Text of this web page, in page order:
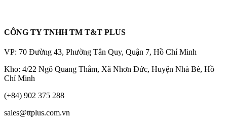
CÔNG TY TNHH TM T&T PLUS
VP: 70 Đường 43, Phường Tân Quy, Quận 7, Hồ Chí Minh
Kho: 4/22 Ngô Quang Thắm, Xã Nhơn Đức, Huyện Nhà Bè, Hồ
Chí Minh
(+84) 902 375 288
sales@ttplus.com.vn